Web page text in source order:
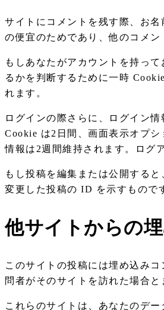
サイトにコメントを残す際、お
の便宜のためであり、他のコメ
もしあなたがアカウントを持っ
るかを判断するために一時
れます。
ログインの際さらに、ログイン
Cookie は2日間、画面表示オプ
情報は2週間維持されます。ログ
もし投稿を編集または公開する
変更した投稿の ID を示すもので
他サイトからの
このサイトの投稿には埋め込み
問者がそのサイトを訪れた場合
これらのサイトは、あなたのデ